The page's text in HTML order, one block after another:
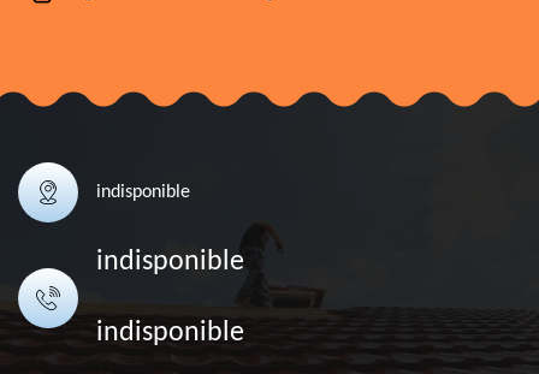
indisponible
indisponible
indisponible